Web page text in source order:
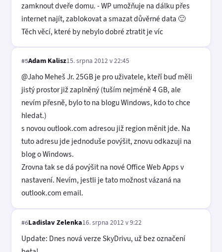
zamknout dveře domu. - WP umožňuje na dálku přes
internet najít, zablokovat a smazat důvěrné data 🙂
Těch věcí, které by nebylo dobré ztratit je víc
#5Adam Kalisz15. srpna 2012 v 22:45
@Jaho Meheš Jr. 25GB je pro uživatele, kteří buď měli
jistý prostor již zaplněný (tuším nejméně 4 GB, ale
nevím přesně, bylo to na blogu Windows, kdo to chce
hledat.)
s novou outlook.com adresou již region měnit jde. Na
tuto adresu jde jednoduše povýšit, znovu odkazuji na
blog o Windows.
Zrovna tak se dá povýšit na nové Office Web Apps v
nastavení. Nevím, jestli je tato možnost vázaná na
outlook.com email.
#6Ladislav Zelenka16. srpna 2012 v 9:22
Update: Dnes nová verze SkyDrivu, už bez označení